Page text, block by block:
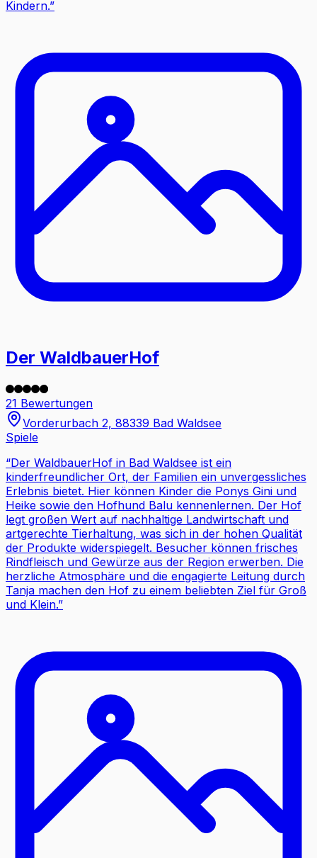
Kindern.”
Der WaldbauerHof
21 Bewertungen
Vorderurbach 2, 88339 Bad Waldsee
Spiele
“Der WaldbauerHof in Bad Waldsee ist ein
kinderfreundlicher Ort, der Familien ein unvergessliches
Erlebnis bietet. Hier können Kinder die Ponys Gini und
Heike sowie den Hofhund Balu kennenlernen. Der Hof
legt großen Wert auf nachhaltige Landwirtschaft und
artgerechte Tierhaltung, was sich in der hohen Qualität
der Produkte widerspiegelt. Besucher können frisches
Rindfleisch und Gewürze aus der Region erwerben. Die
herzliche Atmosphäre und die engagierte Leitung durch
Tanja machen den Hof zu einem beliebten Ziel für Groß
und Klein.”